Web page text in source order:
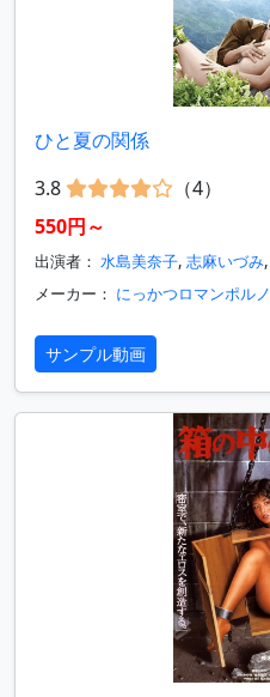
ひと夏の関係
3.8
（4）
550円～
出演者： 水島美奈子, 志麻いづみ,
メーカー： にっかつロマンポルノ
サンプル動画